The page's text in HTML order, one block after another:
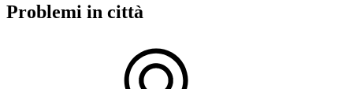
Problemi in città